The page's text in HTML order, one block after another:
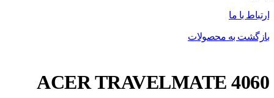
ارتباط با ما
بازگشت به محصولات
ACER TRAVELMATE 4060